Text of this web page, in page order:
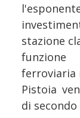
stazione
ferroviaria
Pistoia
di secondo